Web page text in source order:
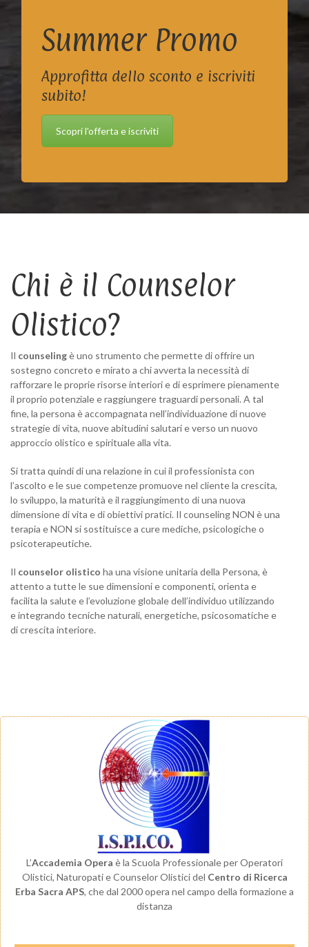
Summer Promo
Approfitta dello sconto e iscriviti
subito!
Scopri l'offerta e iscriviti
Chi è il Counselor
Olistico?
Il counselingè uno strumento che permette di offrire un
sostegno concreto e mirato a chi avverta la necessità di
rafforzare le proprie risorse interiori e di esprimere pienamente
il proprio potenziale e raggiungere traguardi personali. A tal
fine, la persona è accompagnata nell’individuazione di nuove
strategie di vita, nuove abitudini salutari e verso un nuovo
approccio olistico e spirituale alla vita.
Si tratta quindi di una relazione in cui il professionista con
l’ascolto e le sue competenze promuove nel cliente la crescita,
lo sviluppo, la maturità e il raggiungimento di una nuova
dimensione di vita e di obiettivi pratici. Il counseling NON è una
terapia e NON si sostituisce a cure mediche, psicologiche o
psicoterapeutiche.
Il counselor olistico ha una visione unitaria della Persona, è
attento a tutte le sue dimensioni e componenti, orienta e
facilita la salute e l’evoluzione globale dell’individuo utilizzando
e integrando tecniche naturali, energetiche, psicosomatiche e
di crescita interiore.
L’Accademia Opera è la Scuola Professionale per Operatori
Olistici, Naturopati e Counselor Olistici del Centro di Ricerca
Erba Sacra APS, che dal 2000 opera nel campo della formazione a
distanza